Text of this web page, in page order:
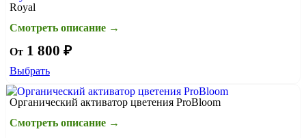
Royal
Смотреть описание →
От1 800 ₽
Выбрать
Органический активатор цветения ProBloom
Смотреть описание →